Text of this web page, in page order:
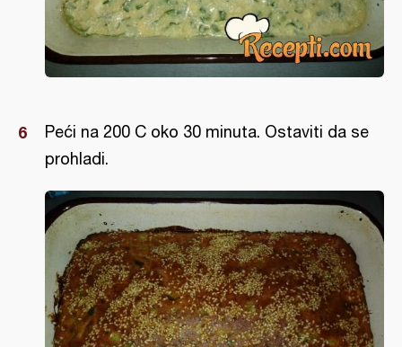
Peći na 200 C oko 30 minuta. Ostaviti da se
prohladi.